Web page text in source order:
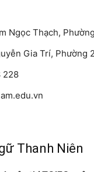
Ngọc Thạch,
Gia Trí, Phường
228
Thanh Niên